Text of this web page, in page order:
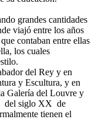
grandes cantidades
viajó entre los años
contaban entre ellas
los cuales
del Rey y en
y Escultura, y en
Galería del Louvre y
del siglo XX de
tienen el